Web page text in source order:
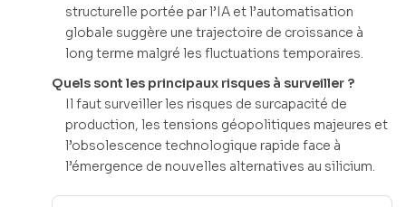
structurelle portée par l’IA et l’automatisation
globale suggère une trajectoire de croissance à
long terme malgré les fluctuations temporaires.
Quels sont les principaux risques à surveiller ?
Il faut surveiller les risques de surcapacité de
production, les tensions géopolitiques majeures et
l’obsolescence technologique rapide face à
l’émergence de nouvelles alternatives au silicium.